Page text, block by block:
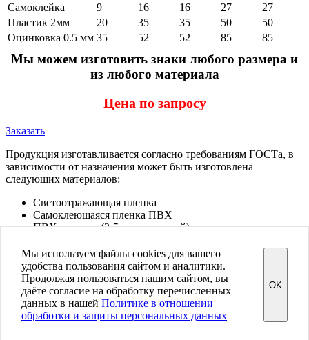
Самоклейка
9 16 16 27
27
Пластик 2мм
20 35 35 50
50
Оцинковка 0.5 мм 35 52 52 85 85
Мы можем изготовить знаки любого размера и
из любого материала
Цена по запросу
Заказать
Продукция изготавливается согласно требованиям ГОСТа, в
зависимости от назначения может быть изготовлена
следующих материалов:
Светоотражающая пленка
Самоклеющаяся пленка ПВХ
ПВХ пластик (2-5 мм толщиной)
Знаков.нет
Купить дорожные знаки в Санкт-Петербурге
Политика конфиденциальности
Пользовательское соглашение
Мы используем файлы cookies для вашего
удобства пользования сайтом и аналитики.
Продолжая пользоваться нашим сайтом, вы
даёте согласие на обработку перечисленных
данных в нашей Политике в отношении
обработки и защиты персональных данных
OK